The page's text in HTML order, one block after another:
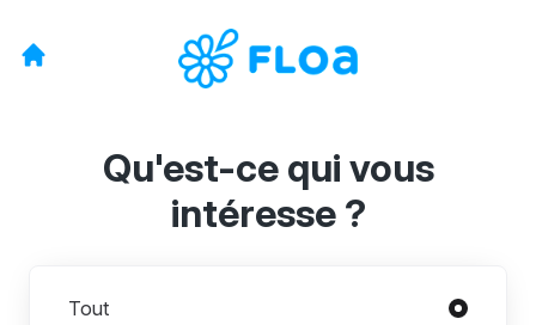
Qu'est-ce qui vous
intéresse ?
Tout